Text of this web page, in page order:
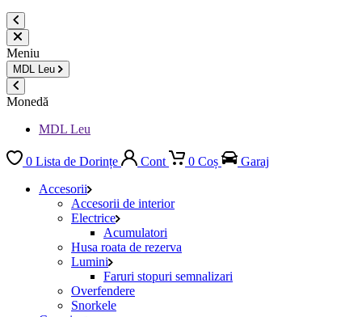
Meniu
MDL Leu
Monedă
MDL Leu
0 Lista de Dorințe Cont 0 Coș
Garaj
Accesorii
Accesorii de interior
Electrice
Acumulatori
Husa roata de rezerva
Lumini
Faruri stopuri semnalizari
Overfendere
Snorkele